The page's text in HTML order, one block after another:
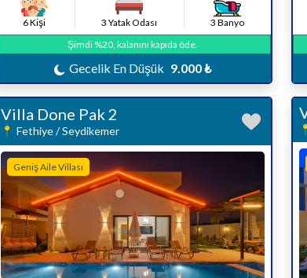
6 Kişi 3 Yatak Odası
3 Banyo
Şimdi %20, kalanını kapıda öde.
Gecelik En Düşük 9.000 ₺
Villa Done Pak 2
Fethiye / Seydikemer
Geniş Aile Villası